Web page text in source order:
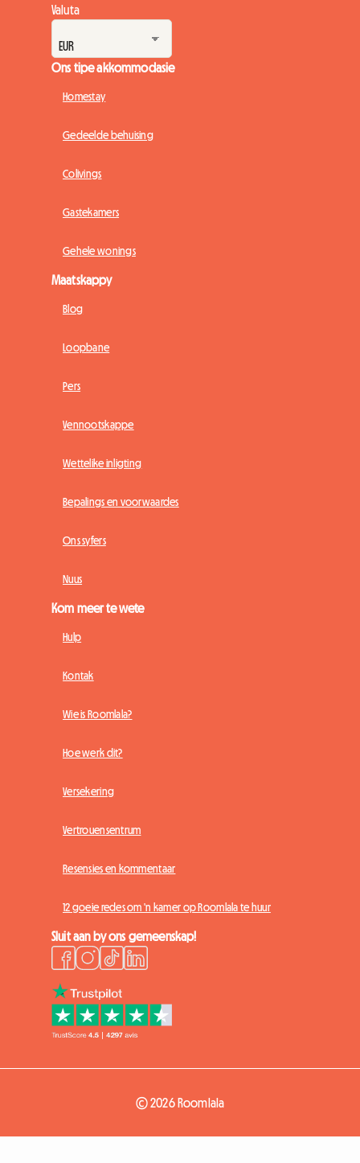
Valuta
Ons tipe akkommodasie
Homestay
Gedeelde behuising
Colivings
Gastekamers
Gehele wonings
Maatskappy
Blog
Loopbane
Pers
Vennootskappe
Wettelike inligting
Bepalings en voorwaardes
Ons syfers
Nuus
Kom meer te wete
Hulp
Kontak
Wie is Roomlala?
Hoe werk dit?
Versekering
Vertrouensentrum
Resensies en kommentaar
12 goeie redes om 'n kamer op Roomlala te huur
Sluit aan by ons gemeenskap!
© 2026 Roomlala